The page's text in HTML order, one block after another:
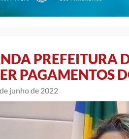
PREFEITURA
PAGAMENTOS
junho de 2022